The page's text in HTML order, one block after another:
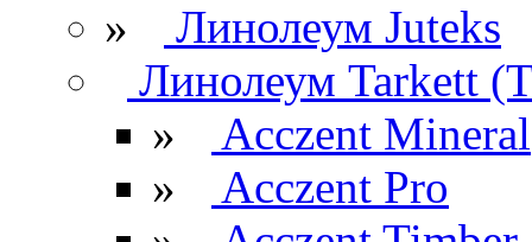
»
Линолеум Juteks
Линолеум Tarkett
»
Acczent Mineral
»
Acczent Pro